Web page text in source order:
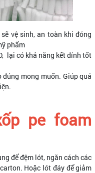
vệ sinh, an toàn khi đóng
phẩm
lại có khả năng kết dính tốt
đúng mong muốn. Giúp quá
pe foam
để đệm lót, ngăn cách các
Hoặc lót đáy để giảm